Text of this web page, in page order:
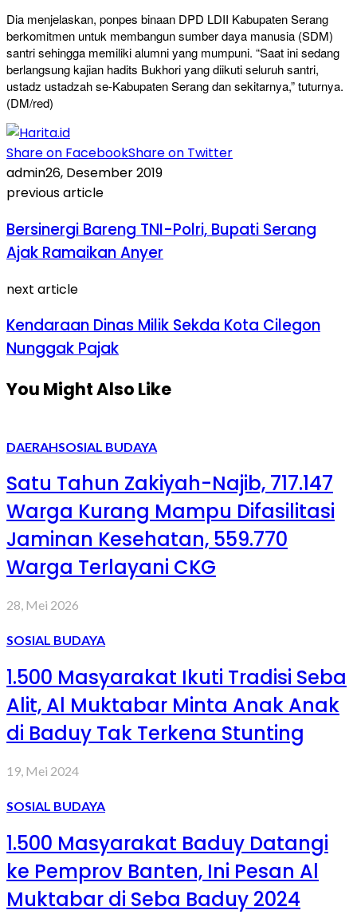
Dia menjelaskan, ponpes binaan DPD LDII Kabupaten Serang
berkomitmen untuk membangun sumber daya manusia (SDM)
santri sehingga memiliki alumni yang mumpuni. “Saat ini sedang
berlangsung kajian hadits Bukhori yang diikuti seluruh santri,
ustadz ustadzah se-Kabupaten Serang dan sekitarnya,” tuturnya.
(DM/red)
Share on FacebookShare on Twitter
admin26, Desember 2019
previous article
Bersinergi Bareng TNI-Polri, Bupati Serang
Ajak Ramaikan Anyer
next article
Kendaraan Dinas Milik Sekda Kota Cilegon
Nunggak Pajak
You Might Also Like
DAERAHSOSIAL BUDAYA
Satu Tahun Zakiyah-Najib, 717.147
Warga Kurang Mampu Difasilitasi
Jaminan Kesehatan, 559.770
Warga Terlayani CKG
28, Mei 2026
SOSIAL BUDAYA
1.500 Masyarakat Ikuti Tradisi Seba
Alit, Al Muktabar Minta Anak Anak
di Baduy Tak Terkena Stunting
19, Mei 2024
SOSIAL BUDAYA
1.500 Masyarakat Baduy Datangi
ke Pemprov Banten, Ini Pesan Al
Muktabar di Seba Baduy 2024